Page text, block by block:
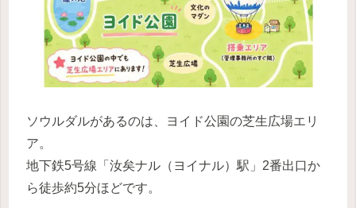
ソウルダルがあるのは、ヨイド公園の芝生広場エリ
ア。
地下鉄5号線「汝矣ナル（ヨイナル）駅」2番出口か
ら徒歩約5分ほどです。